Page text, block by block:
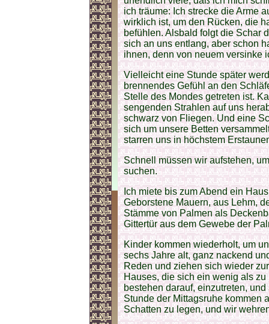
ich träume: Ich strecke die Arme
wirklich ist, um den Rücken, die
befühlen. Alsbald folgt die Schar
sich an uns entlang, aber schon
ihnen, denn von neuem versinke
Vielleicht eine Stunde später
brennendes Gefühl an den
Stelle des Mondes getreten ist.
sengenden Strahlen auf uns
schwarz von Fliegen. Und eine
sich um unsere Betten
starren uns in höchstem
Schnell müssen wir aufstehen,
suchen.
Ich miete bis zum Abend ein
Geborstene Mauern, aus Lehm,
Stämme von Palmen als
Gittertür aus dem Gewebe der
Kinder kommen wiederholt, um
sechs Jahre alt, ganz nackend
Reden und ziehen sich wieder
Hauses, die sich ein wenig als
bestehen darauf, einzutreten,
Stunde der Mittagsruhe kommen
Schatten zu legen, und wir